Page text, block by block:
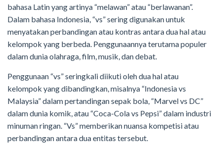
bahasa Latin yang artinya “melawan” atau “berlawanan”.
Dalam bahasa Indonesia, “vs” sering digunakan untuk
menyatakan perbandingan atau kontras antara dua hal atau
kelompok yang berbeda. Penggunaannya terutama populer
dalam dunia olahraga, film, musik, dan debat.
Penggunaan “vs” seringkali diikuti oleh dua hal atau
kelompok yang dibandingkan, misalnya “Indonesia vs
Malaysia” dalam pertandingan sepak bola, “Marvel vs DC”
dalam dunia komik, atau “Coca-Cola vs Pepsi” dalam industri
minuman ringan. “Vs” memberikan nuansa kompetisi atau
perbandingan antara dua entitas tersebut.